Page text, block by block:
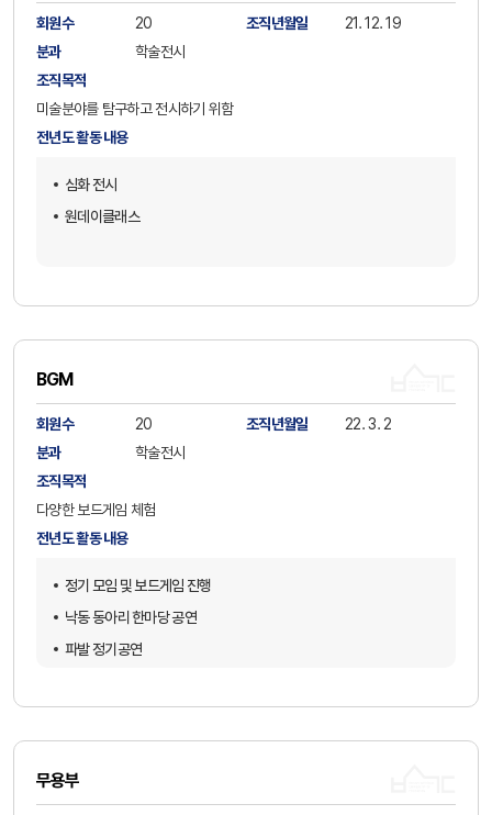
회원수 20 조직년월일
21. 12. 19
분과
학술전시
조직목적
미술분야를 탐구하고 전시하기 위함
전년도 활동 내용
심화 전시
원데이클래스
BGM
회원수 20 조직년월일
22. 3. 2
분과
학술전시
조직목적
다양한 보드게임 체험
전년도 활동 내용
정기 모임 및 보드게임 진행
낙동 동아리 한마당 공연
파발 정기공연
구덕전수관 부산농악 전수 등
무용부